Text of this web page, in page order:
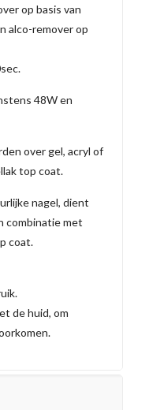
op basis van
alco-remover op
48W en
over gel, acryl of
top coat.
nagel, dient
combinatie met
coat.
de huid, om